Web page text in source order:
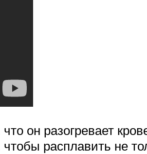
он разогревает
расплавить не